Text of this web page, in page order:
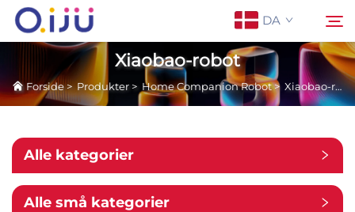
DA
Forside
Om os
Produkter
Xiaobao-robot
Forside>Produkter > Home Companion Robot> Xiaobao-robot
Alle kategorier
Alle små kategorier